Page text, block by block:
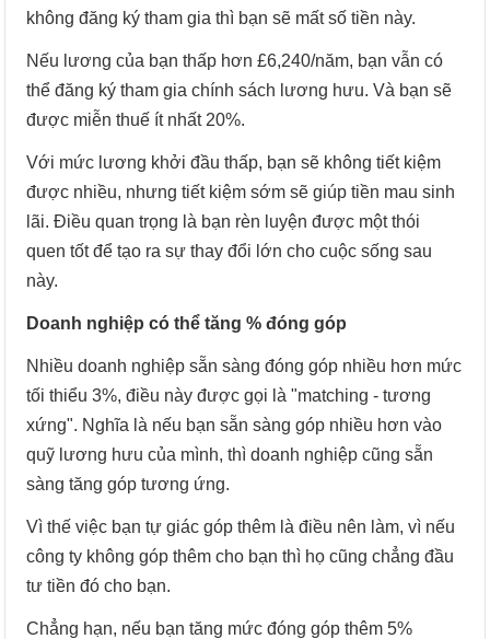
không đăng ký tham gia thì bạn sẽ mất số tiền này.
Nếu lương của bạn thấp hơn £6,240/năm, bạn vẫn có
thể đăng ký tham gia chính sách lương hưu. Và bạn sẽ
được miễn thuế ít nhất 20%.
Với mức lương khởi đầu thấp, bạn sẽ không tiết kiệm
được nhiều, nhưng tiết kiệm sớm sẽ giúp tiền mau sinh
lãi. Điều quan trọng là bạn rèn luyện được một thói
quen tốt để tạo ra sự thay đổi lớn cho cuộc sống sau
này.
Doanh nghiệp có thể tăng % đóng góp
Nhiều doanh nghiệp sẵn sàng đóng góp nhiều hơn mức
tối thiểu 3%, điều này được gọi là "matching - tương
xứng". Nghĩa là nếu bạn sẵn sàng góp nhiều hơn vào
quỹ lương hưu của mình, thì doanh nghiệp cũng sẵn
sàng tăng góp tương ứng.
Vì thế việc bạn tự giác góp thêm là điều nên làm, vì nếu
công ty không góp thêm cho bạn thì họ cũng chẳng đầu
tư tiền đó cho bạn.
Chẳng hạn, nếu bạn tăng mức đóng góp thêm 5%